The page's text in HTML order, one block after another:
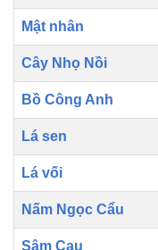
Mật nhân
Cây Nhọ Nồi
Bồ Công Anh
Lá sen
Lá vối
Nấm Ngọc Cẩu
Sâm Cau